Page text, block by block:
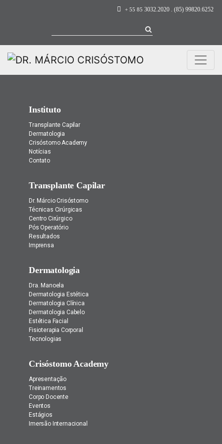
+ 55 85 3032.2020 . (85) 99820.6252
Instituto
Transplante Capilar
Dermatologia
Crisóstomo Academy
Notícias
Contato
Transplante Capilar
Dr. Márcio Crisóstomo
Técnicas Cirúrgicas
Centro Cirúrgico
Pós Operatório
Resultados
Imprensa
Dermatologia
Dra. Manoela
Dermatologia Estética
Dermatologia Clínica
Dermatologia Cabelo
Estética Facial
Fisioterapia Corporal
Tecnologias
Crisóstomo Academy
Apresentação
Treinamentos
Corpo Docente
Eventos
Estágios
Imersão Internacional